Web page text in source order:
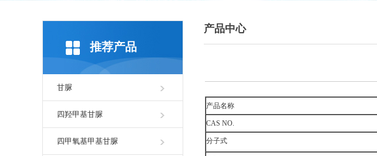
推荐产品
甘脲
四羟甲基甘脲
四甲氧基甲基甘脲
产品中心
产品名称
CAS NO.
分子式